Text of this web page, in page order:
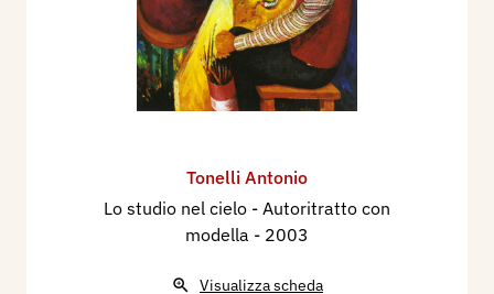
Tonelli Antonio
Lo studio nel cielo - Autoritratto con
modella - 2003
Visualizza scheda